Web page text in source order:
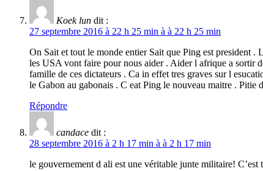
Koek lun dit :
27 septembre 2016 à 22 h 25 min à à 22 h 25 min
On Sait et tout le monde entier Sait que Ping est president
les USA vont faire pour nous aider . Aider l afrique a sortir
famille de ces dictateurs . Ca in effet tres graves sur l
le Gabon au gabonais . C eat Ping le nouveau maitre . Pitie
Répondre
candace dit :
28 septembre 2016 à 2 h 17 min à à 2 h 17 min
le gouvernement d ali est une véritable junte militaire! C’est